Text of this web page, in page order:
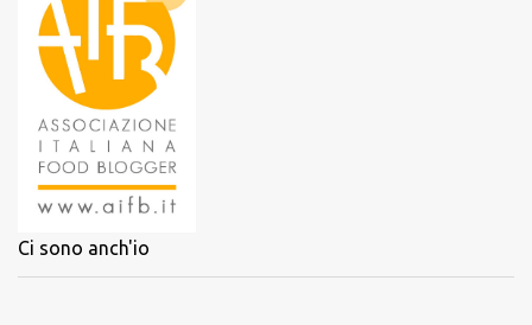
Ci sono anch'io